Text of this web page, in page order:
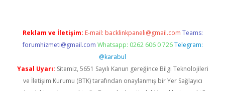
Reklam ve İletişim: E-mail: backlinkpaneli@gmail.com Teams:
forumhizmeti@gmail.com Whatsapp: 0262 606 0 726 Telegram:
@karabul
Yasal Uyarı: Sitemiz, 5651 Sayılı Kanun gereğince Bilgi Teknolojileri
ve İletişim Kurumu (BTK) tarafından onaylanmış bir Yer Sağlayıcı